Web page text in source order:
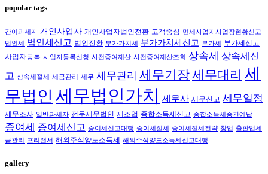
popular tags
간이과세자 개인사업자 개인사업자법인전환 고객중심
면세사업자사업장현황신고
법인세
법인세신고 법인전환 부가가치세 부가가치세신고 부가세
부가세신고
사업자등록 사업자등록신청 사전증여재산 사전증여재산조회 상속세 상속세신
고 상속세절세 세금관리 세무 세무관리 세무기장세무대리 세
무법인 세무법인가치 세무사 세무신고 세무일정
세무조사 일반과세자 전문세무법인 제조업 종합소득세신고 종합소득세중간예납
증여세 증여세신고 증여세신고대행 증여세절세 증여세절세전략 창업 출판업세
금관리
프리랜서 해외주식양도소득세 해외주식양도소득세신고대행
gallery